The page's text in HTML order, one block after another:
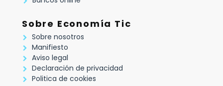
Sobre Economía Tic
Sobre nosotros
Manifiesto
Aviso legal
Declaración de privacidad
Politica de cookies